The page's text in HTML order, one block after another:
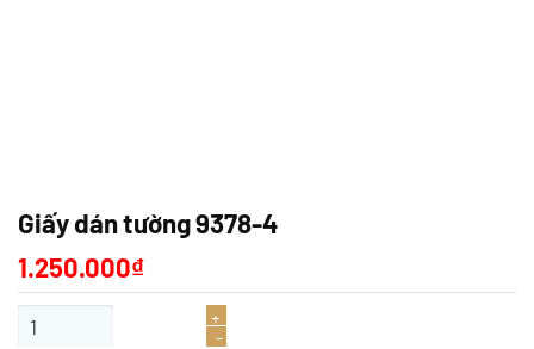
Giấy dán tường 9378-4
1.250.000₫
Giấy dán tường 9378-4 số lượng